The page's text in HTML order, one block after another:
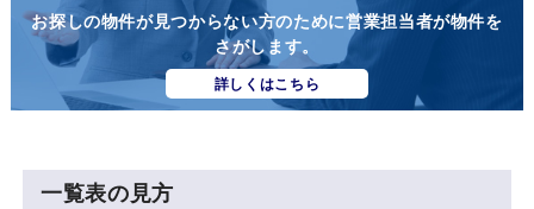
お探しの物件が見つからない方のために営業担当者が物件を
さがします。
詳しくはこちら
一覧表の見方